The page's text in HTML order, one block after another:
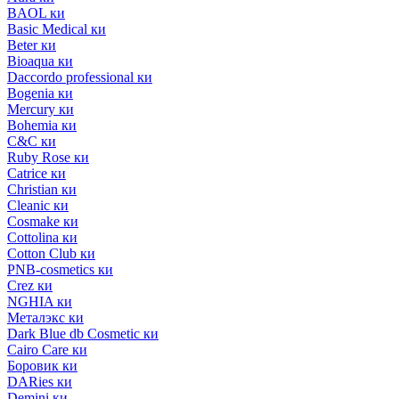
BAOL ки
Basic Medical ки
Beter ки
Bioaqua ки
Daccordo professional ки
Bogenia ки
Mercury ки
Bohemia ки
C&C ки
Ruby Rose ки
Catrice ки
Christian ки
Cleanic ки
Cosmake ки
Cottolina ки
Cotton Club ки
PNB-cosmetics ки
Crez ки
NGHIA ки
Металэкс ки
Dark Blue db Cosmetic ки
Cairo Care ки
Боровик ки
DARies ки